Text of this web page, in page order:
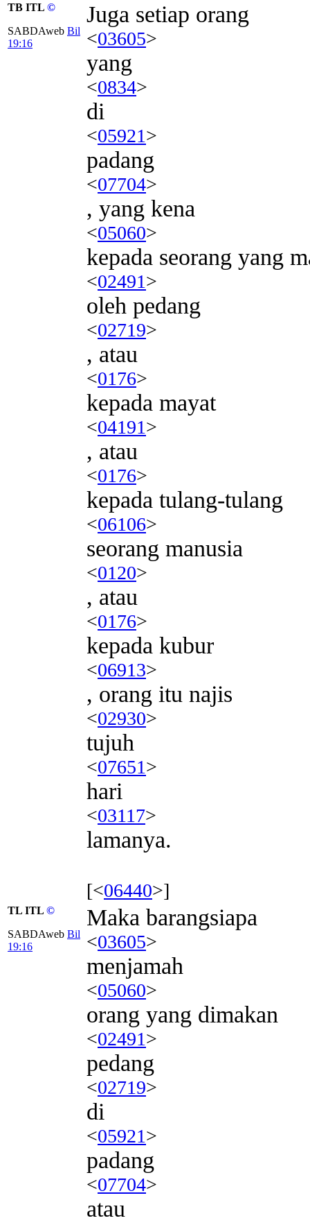
TB ITL ©
SABDAweb Bil
19:16
Juga setiap orang
<03605>
yang
<0834>
di
<05921>
padang
<07704>
, yang kena
<05060>
kepada seorang yang
<02491>
oleh pedang
<02719>
, atau
<0176>
kepada mayat
<04191>
, atau
<0176>
kepada tulang-tulang
<06106>
seorang manusia
<0120>
, atau
<0176>
kepada kubur
<06913>
, orang itu najis
<02930>
tujuh
<07651>
hari
<03117>
lamanya.
[<06440>]
TL ITL ©
SABDAweb Bil
19:16
Maka barangsiapa
<03605>
menjamah
<05060>
orang yang dimakan
<02491>
pedang
<02719>
di
<05921>
padang
<07704>
atau